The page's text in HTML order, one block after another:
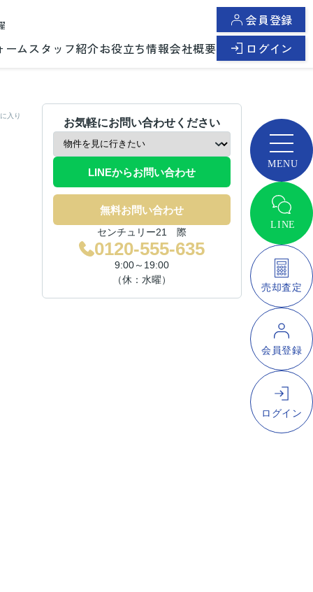
ーム スタッフ紹介お役立ち情報会社概要
会員登録
ログイン
入り
お気軽にお問い合わせください
LINEからお問い合わせ
無料お問い合わせ
センチュリー21 際
0120-555-635
9:00～19:00
（休：水曜）